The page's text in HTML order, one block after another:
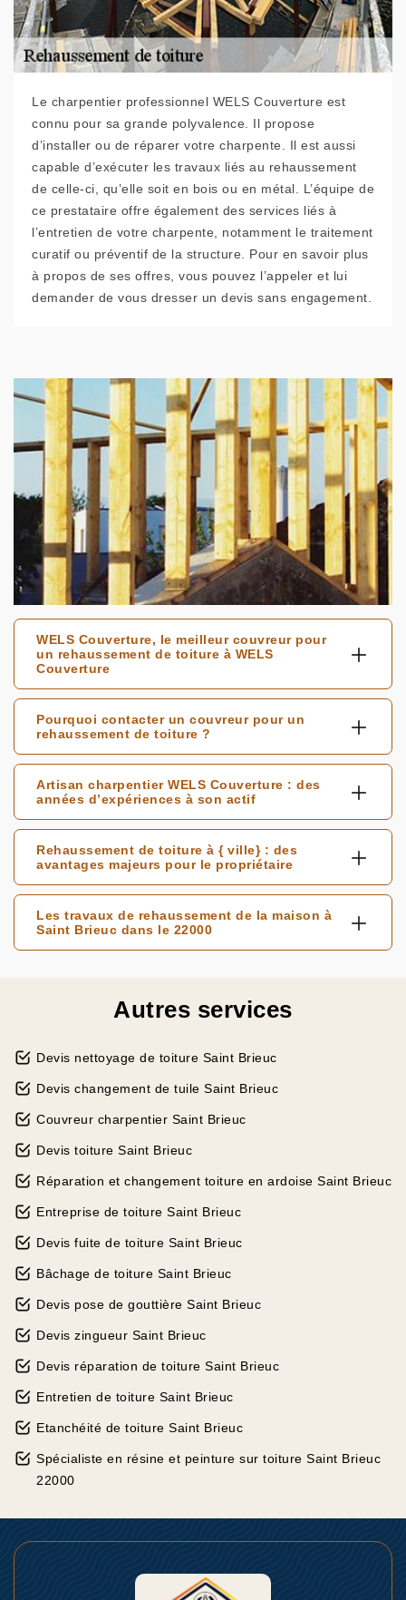
Le charpentier professionnel WELS Couverture est
connu pour sa grande polyvalence. Il propose
d’installer ou de réparer votre charpente. Il est aussi
capable d’exécuter les travaux liés au rehaussement
de celle-ci, qu’elle soit en bois ou en métal. L’équipe de
ce prestataire offre également des services liés à
l’entretien de votre charpente, notamment le traitement
curatif ou préventif de la structure. Pour en savoir plus
à propos de ses offres, vous pouvez l’appeler et lui
demander de vous dresser un devis sans engagement.
WELS Couverture, le meilleur couvreur pour
un rehaussement de toiture à WELS
Couverture
Pourquoi contacter un couvreur pour un
rehaussement de toiture ?
Artisan charpentier WELS Couverture : des
années d’expériences à son actif
Rehaussement de toiture à { ville} : des
avantages majeurs pour le propriétaire
Les travaux de rehaussement de la maison à
Saint Brieuc dans le 22000
Autres services
Devis nettoyage de toiture Saint Brieuc
Devis changement de tuile Saint Brieuc
Couvreur charpentier Saint Brieuc
Devis toiture Saint Brieuc
Réparation et changement toiture en ardoise Saint Brieuc
Entreprise de toiture Saint Brieuc
Devis fuite de toiture Saint Brieuc
Bâchage de toiture Saint Brieuc
Devis pose de gouttière Saint Brieuc
Devis zingueur Saint Brieuc
Devis réparation de toiture Saint Brieuc
Entretien de toiture Saint Brieuc
Etanchéité de toiture Saint Brieuc
Spécialiste en résine et peinture sur toiture Saint Brieuc
22000